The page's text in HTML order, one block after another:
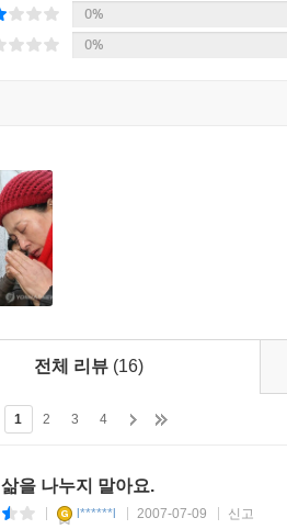
0%
0%
전체 리뷰 (16)
1 2 3 4
삶을 나누지 말아요.
l******l 2007-07-09 신고